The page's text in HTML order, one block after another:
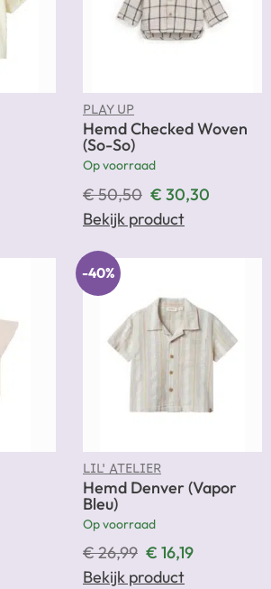
PLAY UP
Hemd Checked Woven
(So-So)
Op voorraad
€50,50 € 30,30
Bekijk product
-40%
LIL' ATELIER
Hemd Denver (Vapor
Bleu)
Op voorraad
€26,99 € 16,19
Bekijk product